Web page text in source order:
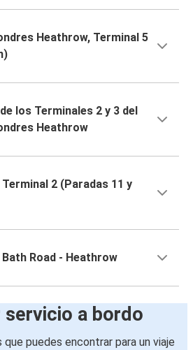
Heathrow, Terminal 5
los Terminales 2 y 3 del
Heathrow
2 (Paradas 11 y
Road - Heathrow
servicio a bordo
puedes encontrar para un viaje